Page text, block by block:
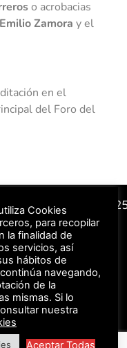
o acrobacias
Emilio Zamora y el
en el
del Foro del
tu
Aviso Legal –
de Privacidad
© Feria Valencia, todos
los derechos reservados
Cookies
para recopilar
la finalidad de
servicios, así
hábitos de
navegando,
de la
mismas. Si lo
nuestra
Aceptar Todas